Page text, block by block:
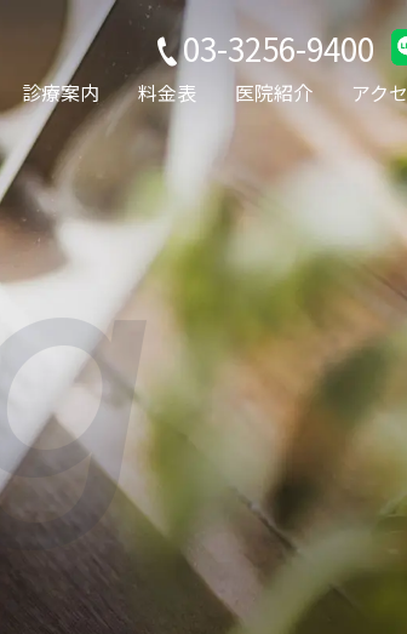
03-3256-9400
診療案内
交通事故
ング・ストレッチ
料金表 医院紹介 アク